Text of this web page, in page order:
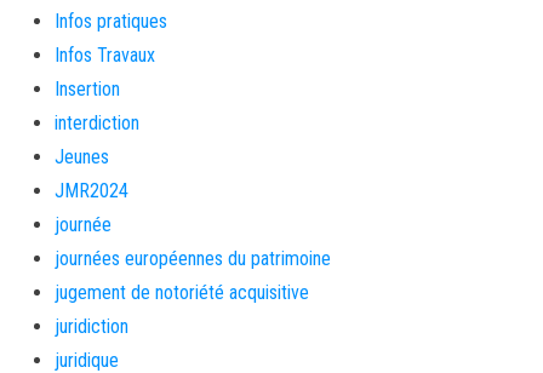
Infos pratiques
Infos Travaux
Insertion
interdiction
Jeunes
JMR2024
journée
journées européennes du patrimoine
jugement de notoriété acquisitive
juridiction
juridique